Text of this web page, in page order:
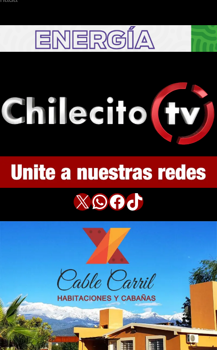
X WhatsApp Facebook TikTok